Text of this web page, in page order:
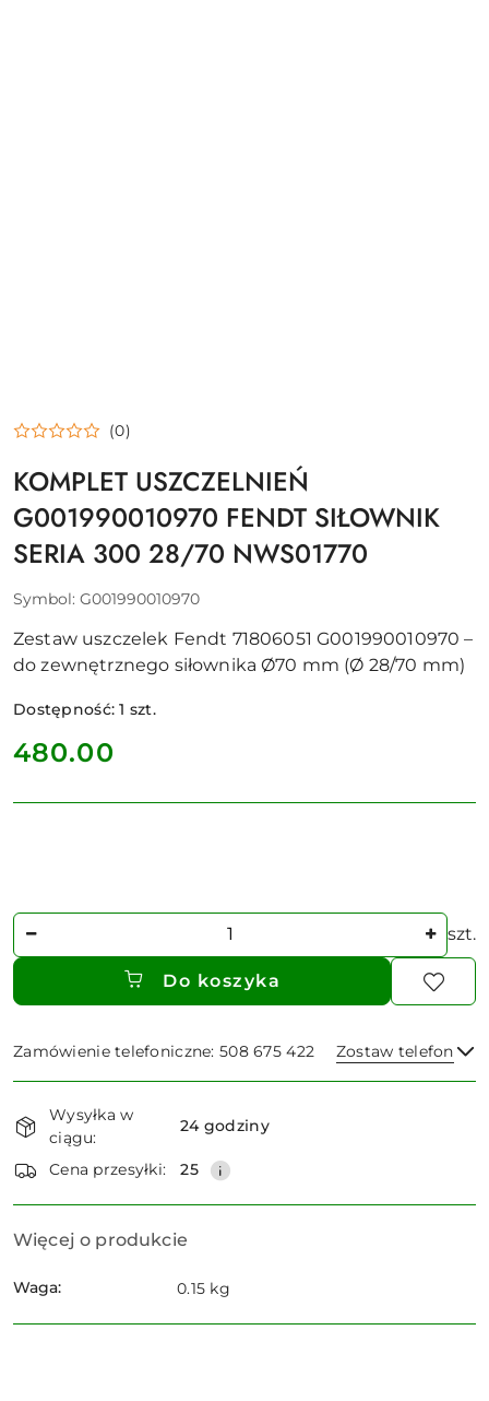
(0)
KOMPLET USZCZELNIEŃ
G001990010970 FENDT SIŁOWNIK
SERIA 300 28/70 NWS01770
Symbol: G001990010970
Zestaw uszczelek Fendt 71806051 G001990010970 –
do zewnętrznego siłownika Ø70 mm (Ø 28/70 mm)
Dostępność:1 szt.
cena:
480.00
Ilość szt.
Do koszyka
Zamówienie telefoniczne: 508 675 422 Zostaw telefon
i
dostawa
Wysyłka w
ciągu:
24 godziny
Cena przesyłki: 25
Więcej o produkcie
Waga: 0.15 kg